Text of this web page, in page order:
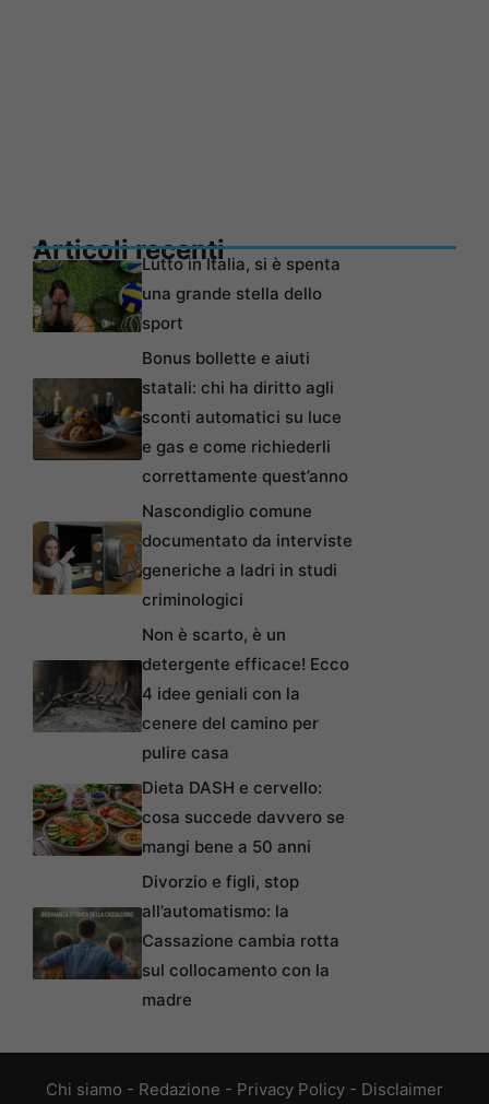
Articoli recentiLutto in Italia, si è spenta
una grande stella dello
sport
Bonus bollette e aiuti
statali: chi ha diritto agli
sconti automatici su luce
e gas e come richiederli
correttamente quest’anno
Nascondiglio comune
documentato da interviste
generiche a ladri in studi
criminologici
Non è scarto, è un
detergente efficace! Ecco
4 idee geniali con la
cenere del camino per
pulire casa
Dieta DASH e cervello:
cosa succede davvero se
mangi bene a 50 anni
Divorzio e figli, stop
all’automatismo: la
Cassazione cambia rotta
sul collocamento con la
madre
Chi siamo - Redazione - Privacy Policy - Disclaimer